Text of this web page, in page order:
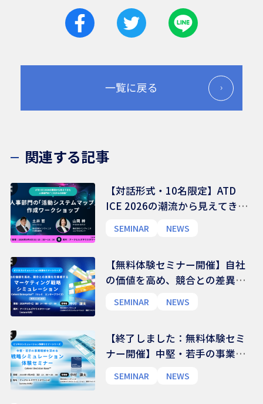
一覧に戻る
関連する記事
【対話形式・10名限定】ATD
ICE 2026の潮流から見えてきた
人事部門の「活動システムマッ
SEMINAR NEWS
【無料体験セミナー開催】自社
の価値を高め、競合との差異化
SEMINAR NEWS
【終了しました：無料体験セミ
ナー開催】中堅・若手の事業理
ョン体験セミナー｜Celemi
SEMINAR NEWS